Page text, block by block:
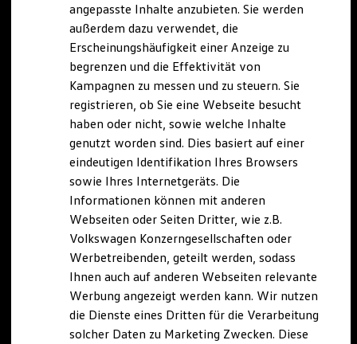
XTL-Dieselkraftstoff
Ersatzteile und Betriebsflüssigkeiten
Original Zubehör und Lifestyle Produkte
myVolkswagen
myVolkswagen Business
Elektrisch & Autonom
Elektro - & Hybridfahrzeuge
Unser Ansatz
Klimafreundlicher Strom
Reichweite & Ladelösungen
Reichweitensimulator
Ladezeitensimulator
Ladelösungen für Privatkunden
Ladelösungen für Gewerbekunden
Wallbox und Ladekabel
Förderung & Kosten der Elektrofahrzeuge
Fördermöglichkeiten für Privatkunden
Fördermöglichkeiten für Gewerbekunden
Autonomes Fahren
Mehr zum ID. Buzz
Online Beratung
angepasste Inhalte anzubieten. Sie werden
außerdem dazu verwendet, die
Erscheinungshäufigkeit einer Anzeige zu
begrenzen und die Effektivität von
Kampagnen zu messen und zu steuern. Sie
registrieren, ob Sie eine Webseite besucht
haben oder nicht, sowie welche Inhalte
genutzt worden sind. Dies basiert auf einer
eindeutigen Identifikation Ihres Browsers
sowie Ihres Internetgeräts. Die
Informationen können mit anderen
Webseiten oder Seiten Dritter, wie z.B.
Volkswagen Konzerngesellschaften oder
Werbetreibenden, geteilt werden, sodass
Ihnen auch auf anderen Webseiten relevante
Werbung angezeigt werden kann. Wir nutzen
die Dienste eines Dritten für die Verarbeitung
solcher Daten zu Marketing Zwecken. Diese